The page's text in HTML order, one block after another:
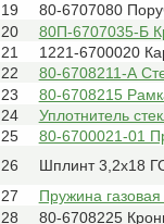
19
80-6707080
20
80П-6707035-Б
21
1221-6700020
22
80-6708211-А
23
80-6708215
24
Уплотнитель
25
80-6700021-01
26
Шплинт 3,2х18
27
Пружина
28
80-6708225